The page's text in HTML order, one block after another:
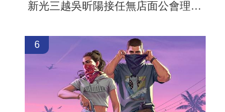
新光三越吳昕陽接任無店面公會理事長
6